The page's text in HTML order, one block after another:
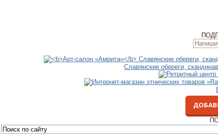
Славянские обереги,